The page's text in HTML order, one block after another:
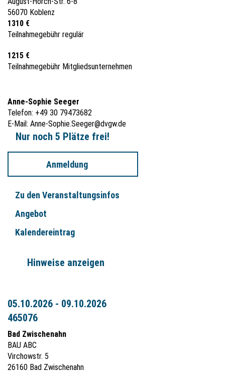
56070 Koblenz
1310 €
Teilnahmegebühr regulär
1215 €
Teilnahmegebühr Mitgliedsunternehmen
Anne-Sophie Seeger
Telefon: +49 30 79473682
E-Mail: Anne-Sophie.Seeger@dvgw.de
Nur noch 5 Plätze frei!
Anmeldung
Zu den Veranstaltungsinfos
Angebot
Kalendereintrag
Hinweise anzeigen
05.10.2026 - 09.10.2026
465076
Bad Zwischenahn
BAU ABC
Virchowstr. 5
26160 Bad Zwischenahn